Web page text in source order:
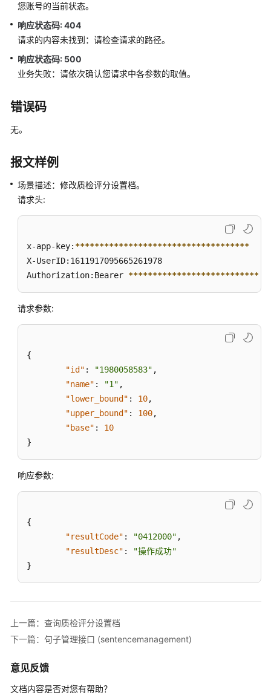
手
机
接
听
（离
线
席）
成
联
用
理
口
网
集
成
检
接
您账号的当前状态。
响应状态码: 404
请求的内容未找到：请检查请求的路径。
响应状态码: 500
业务失败：请依次确认您请求中各参数的取值。
错误码
无。
报文样例
场景描述：修改质检评分设置档。
请求头:
x-app-key: ************************************
X-UserID:1611917095665261978
Authorization:Bearer ****************************
请求参数:
{
"id" : "1980058583" ,
"name" : "1" ,
"lower_bound" : 10,
"upper_bound" : 100,
"base" :
10
}
响应参数:
{
"resultCode" : "0412000" ,
"resultDesc" :
"操作成功"
}
上一篇：查询质检评分设置档
下一篇：句子管理接口 (sentencemanagement)
意见反馈
文档内容是否对您有帮助？